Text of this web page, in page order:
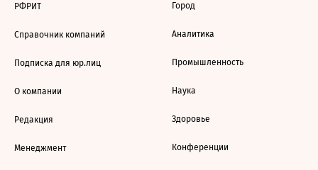
РФРИТ
Справочник компаний
Подписка для юр.лиц
О компании
Редакция
Менеджмент
Город
Аналитика
Промышленность
Наука
Здоровье
Конференции